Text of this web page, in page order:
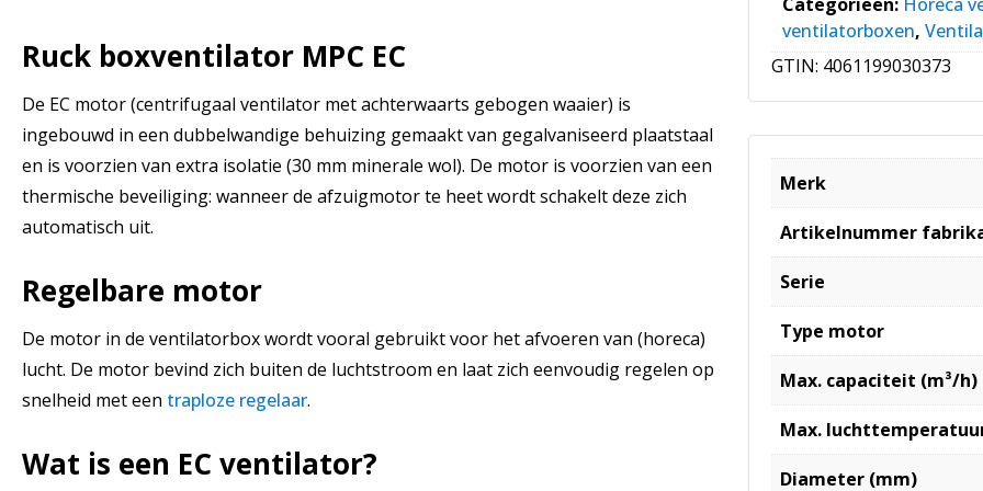
Ruck boxventilator MPC EC
De EC motor (centrifugaal ventilator met achterwaarts gebogen waaier) is
ingebouwd in een dubbelwandige behuizing gemaakt van gegalvaniseerd plaatstaal
en is voorzien van extra isolatie (30 mm minerale wol). De motor is voorzien van een
thermische beveiliging: wanneer de afzuigmotor te heet wordt schakelt deze zich
automatisch uit.
Regelbare motor
De motor in de ventilatorbox wordt vooral gebruikt voor het afvoeren van (horeca)
lucht. De motor bevind zich buiten de luchtstroom en laat zich eenvoudig regelen op
snelheid met een traploze regelaar.
Wat is een EC ventilator?
ventilatorboxen,
GTIN: 4061199030373
Merk
Artikelnummer
Serie
Type motor
Max. capaciteit (m³/h)
Max.
Diameter (mm)